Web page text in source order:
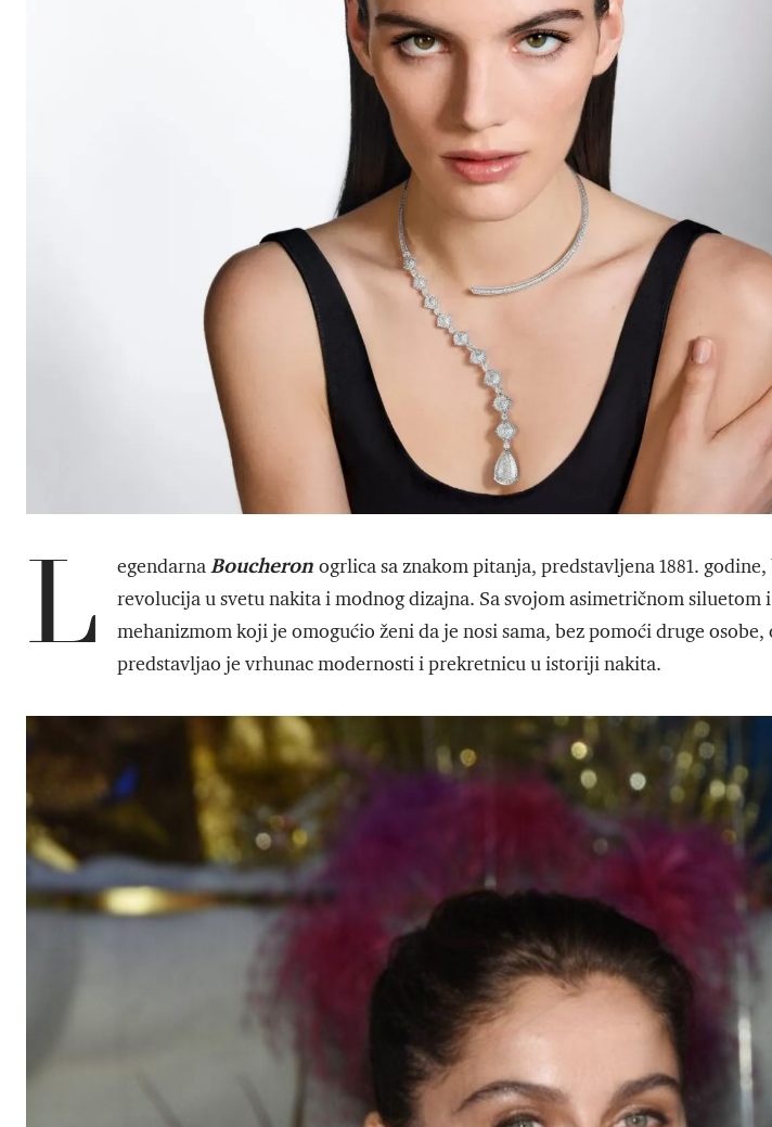
L egendarnaBoucheron ogrlica sa znakom pitanja, predstavljena 1881.
revolucija u svetu nakita i modnog dizajna. Sa svojom asimetričnom
mehanizmom koji je omogućio ženi da je nosi sama, bez pomoći druge osobe,
predstavljao je vrhunac modernosti i prekretnicu u istoriji nakita.